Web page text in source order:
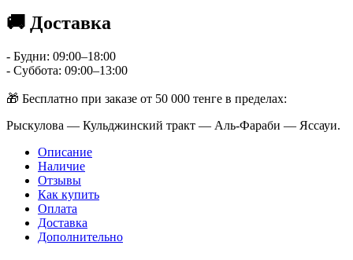
🚚 Доставка
- Будни: 09:00–18:00
- Суббота: 09:00–13:00
🎁 Бесплатно при заказе от 50 000 тенге в пределах:
Рыскулова — Кульджинский тракт — Аль-Фараби — Яссауи.
Описание
Наличие
Отзывы
Как купить
Оплата
Доставка
Дополнительно